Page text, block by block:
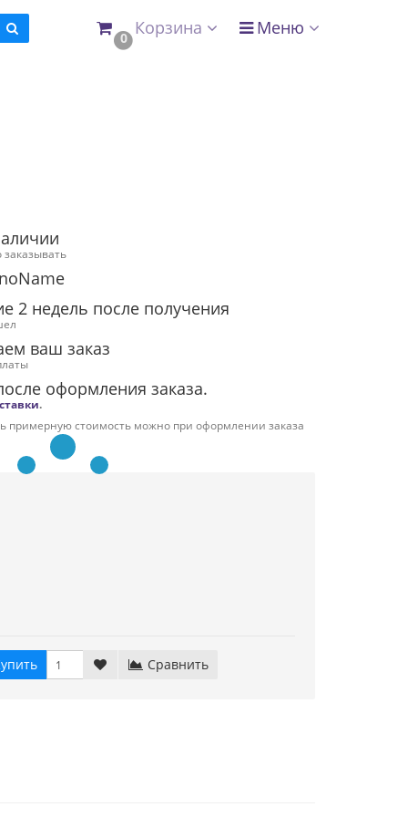
0 Корзина Меню
2 недель после получения
ваш заказ
оформления заказа.
.
примерную стоимость можно при оформлении заказа
Сравнить